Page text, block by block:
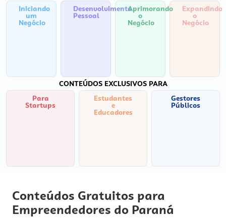
Iniciando
um
Negócio
Desenvolvimento
Pessoal
Aprimorando
o
Negócio
Expandindo
o
Negócio
CONTEÚDOS EXCLUSIVOS PARA
Para
Startups
Estudantes
e
Educadores
Gestores
Públicos
Conteúdos Gratuitos para
Empreendedores do Paraná